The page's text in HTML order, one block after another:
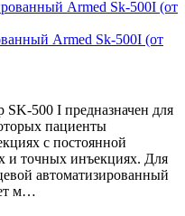
Armed Sk-500I (от
500 I предназначен для
пациенты
с постоянной
и точных инъекциях. Для
автоматизированный
м…